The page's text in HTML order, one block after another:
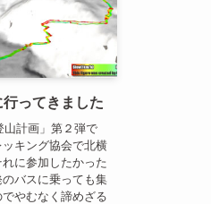
ってきました
山計画」第２弾で
キング協会で北横
に参加したかった
バスに乗っても集
やむなく諦めざる